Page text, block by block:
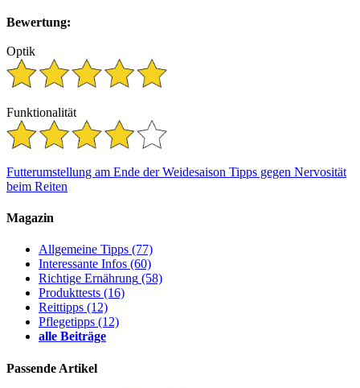
Bewertung:
Optik
Funktionalität
Futterumstellung am Ende der Weidesaison Tipps gegen Nervosität
beim Reiten
Magazin
Allgemeine Tipps (77)
Interessante Infos (60)
Richtige Ernährung (58)
Produkttests (16)
Reittipps (12)
Pflegetipps (12)
alle Beiträge
Passende Artikel